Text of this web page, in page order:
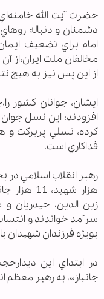
حضرت آيت الله خامنه‌اي
دشمنان و دنباله
امام براي تضعيف
مخالفان ملت ايران،‌از
از اين پس نيز به هيچ
ايشان، جوانان كشور
افزودند: اين نسل
كرده، نسلي پربركت و
فداكاري است.
هزار
زين الدين، حيدريان
سرآمد خواندند و
بويژه فرزندان شهيدان
در ابتداي اين
جانباز»، به رهبر